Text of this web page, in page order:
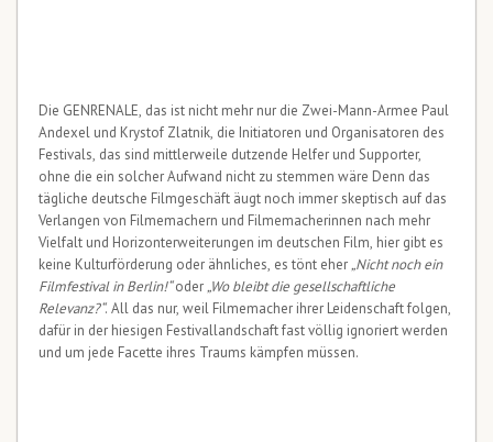
Die GENRENALE, das ist nicht mehr nur die Zwei-Mann-Armee Paul
Andexel und Krystof Zlatnik, die Initiatoren und Organisatoren des
Festivals, das sind mittlerweile dutzende Helfer und Supporter,
ohne die ein solcher Aufwand nicht zu stemmen wäre Denn das
tägliche deutsche Filmgeschäft äugt noch immer skeptisch auf das
Verlangen von Filmemachern und Filmemacherinnen nach mehr
Vielfalt und Horizonterweiterungen im deutschen Film, hier gibt es
keine Kulturförderung oder ähnliches, es tönt eher„Nicht noch ein
Filmfestival in Berlin!“oder„Wo bleibt die gesellschaftliche
Relevanz?“. All das nur, weil Filmemacher ihrer Leidenschaft folgen,
dafür in der hiesigen Festivallandschaft fast völlig ignoriert werden
und um jede Facette ihres Traums kämpfen müssen.